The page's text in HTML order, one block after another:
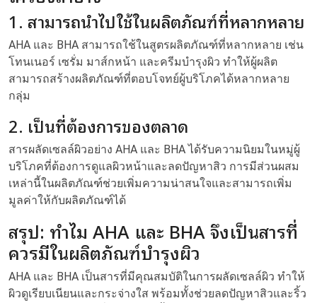
1. สามารถนำไปใช้ในผลิตภัณฑ์ที่หลากหลาย
AHA และ BHA สามารถใช้ในสูตรผลิตภัณฑ์ที่หลากหลาย เช่น
โทนเนอร์ เซรั่ม มาส์กหน้า และครีมบำรุงผิว ทำให้ผู้ผลิต
สามารถสร้างผลิตภัณฑ์ที่ตอบโจทย์ผู้บริโภคได้หลากหลาย
กลุ่ม
2. เป็นที่ต้องการของตลาด
สารผลัดเซลล์ผิวอย่าง AHA และ BHA ได้รับความนิยมในหมู่ผู้
บริโภคที่ต้องการดูแลผิวหน้าและลดปัญหาสิว การมีส่วนผสม
เหล่านี้ในผลิตภัณฑ์ช่วยเพิ่มความน่าสนใจและสามารถเพิ่ม
มูลค่าให้กับผลิตภัณฑ์ได้
สรุป: ทำไม AHA และ BHA จึงเป็นสารที่
ควรมีในผลิตภัณฑ์บำรุงผิว
AHA และ BHA เป็นสารที่มีคุณสมบัติในการผลัดเซลล์ผิว ทำให้
ผิวดูเรียบเนียนและกระจ่างใส พร้อมทั้งช่วยลดปัญหาสิวและริ้ว